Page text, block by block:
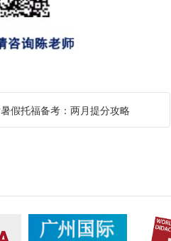
假托福备考：两月提分攻略